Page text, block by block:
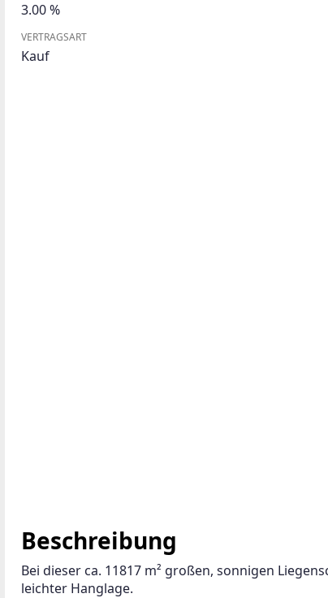
3.00 %
VERTRAGSART
Kauf
Beschreibung
Bei dieser ca. 11817 m² großen, sonnigen
leichter Hanglage.